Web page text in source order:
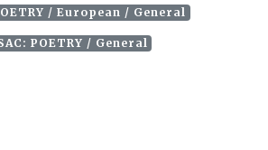
/ European / General
POETRY / General